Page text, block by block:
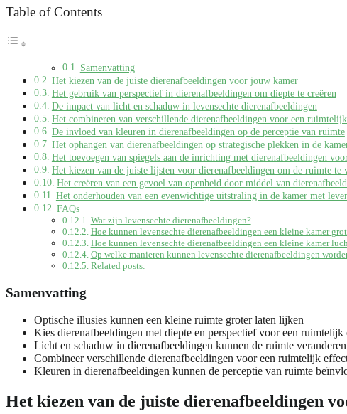
Table of Contents
Samenvatting
Het kiezen van de juiste dierenafbeeldingen voor jouw kamer
Het gebruik van perspectief in dierenafbeeldingen om diepte te creëren
De impact van licht en schaduw in levensechte dierenafbeeldingen
Het combineren van verschillende dierenafbeeldingen voor een
De invloed van kleuren in dierenafbeeldingen op de perceptie van ruimte
Het ophangen van dierenafbeeldingen op strategische plekken in de
Het toevoegen van spiegels aan de inrichting met dierenafbeeldingen
Het kiezen van de juiste lijsten voor dierenafbeeldingen om de ruimte te
Het creëren van een gevoel van openheid door middel van
Het onderhouden van een evenwichtige uitstraling in de kamer met
FAQs
Wat zijn levensechte dierenafbeeldingen?
Hoe kunnen levensechte dierenafbeeldingen een kleine kamer
Hoe kunnen levensechte dierenafbeeldingen een kleine kamer
Op welke manieren kunnen levensechte dierenafbeeldingen
Related posts:
Samenvatting
Optische illusies kunnen een kleine ruimte groter laten lijken
Kies dierenafbeeldingen met diepte en perspectief voor een ruimtelijk
Licht en schaduw in dierenafbeeldingen kunnen de ruimte veranderen
Combineer verschillende dierenafbeeldingen voor een ruimtelijk
Kleuren in dierenafbeeldingen kunnen de perceptie van ruimte
Het kiezen van de juiste dierenafbeeldingen